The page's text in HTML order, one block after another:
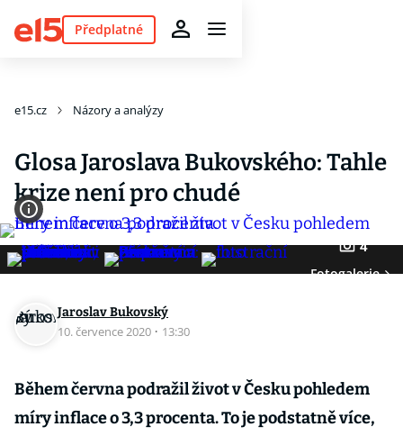
Předplatné
e15.cz Názory a analýzy
Glosa Jaroslava Bukovského: Tahle
krize není pro chudé
4
Fotogalerie
Jaroslav Bukovský
10. července 2020 · 13:30
Během června podražil život v Česku pohledem
míry inflace o 3,3 procenta. To je podstatně více,